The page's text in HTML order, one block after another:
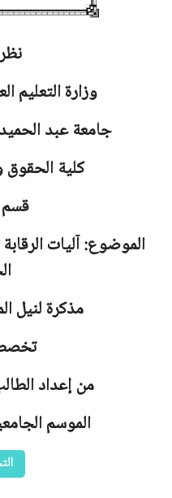
وزارة التعليم
جامعةعبد
كلية الحقوق
الموضوع: آليات
مذكرة لنيل
من إعداد
الموسم الجامعية: 2021